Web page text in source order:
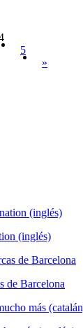
5
»
(inglés)
de Barcelona